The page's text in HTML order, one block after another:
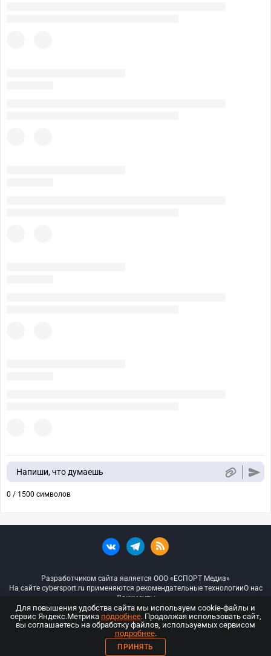
Напиши, что думаешь
0 / 1500 символов
Разработчиком сайта является ООО «ЕСПОРТ Медиа»
На сайте cybersport.ru применяются рекомендательные технологииО нас
Документы
© ООО «Киберспорт.ру» — Все права защищены
18+
Для повышения удобства сайта мы используем cookie-файлы и
сервис Яндекс.Метрика подробнее. Продолжая использовать сайт,
вы соглашаетесь на обработку файлов, используемых сервисом
подробнее.
ПРИНЯТЬ